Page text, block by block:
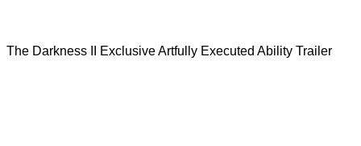
The Darkness II Exclusive Artfully Executed Ability Trailer